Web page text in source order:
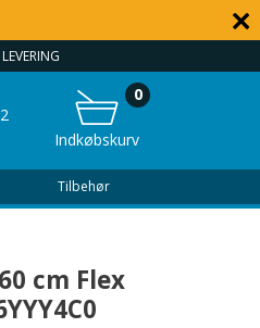
Indkøbskurv
0
Tilbehør
cm Flex